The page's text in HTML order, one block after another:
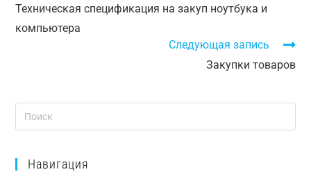
Техническая спецификация на закуп ноутбука и
компьютера
Следующая запись
Закупки товаров
Навигация